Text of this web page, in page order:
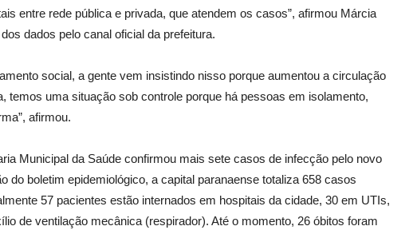
entre rede pública e privada, que atendem os casos”, afirmou Márcia
dados pelo canal oficial da prefeitura.
social, a gente vem insistindo nisso porque aumentou a circulação
temos uma situação sob controle porque há pessoas em isolamento,
afirmou.
Municipal da Saúde confirmou mais sete casos de infecção pelo novo
do boletim epidemiológico, a capital paranaense totaliza 658 casos
57 pacientes estão internados em hospitais da cidade, 30 em UTIs,
de ventilação mecânica (respirador). Até o momento, 26 óbitos foram